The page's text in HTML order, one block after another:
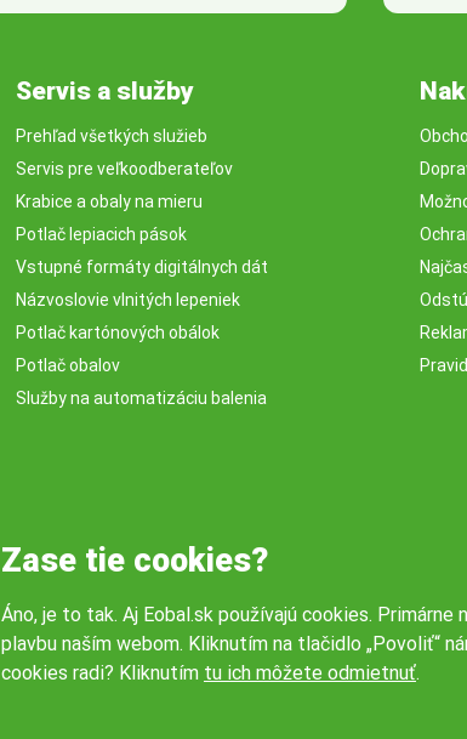
Servis a služby
Prehľad všetkých služieb
Servis pre veľkoodberateľov
Krabice a obaly na mieru
Potlač lepiacich pások
Vstupné formáty digitálnych dát
Názvoslovie vlnitých lepeniek
Potlač kartónových obálok
Potlač obalov
Služby na automatizáciu balenia
Zase tie cookies?
Áno, je to tak. Aj Eobal.sk používajú cookies. Primárne
plavbu naším webom. Kliknutím na tlačidlo „Povoliť“
cookies radi? Kliknutím tu ich môžete odmietnuť.